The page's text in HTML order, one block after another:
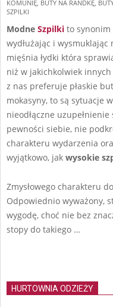
09-
KOMUNIĘ, BUTY NA RANDKĘ,
SZPILKI
Modne Szpilki to synonim
wydłużając i
mięśnia łydki która
niż w jakichkolwiek
z nas preferuje płaskie
mokasyny, to są sytuacje
nieodłączne
pewności siebie, nie
charakteru wydarzenia
wyjątkowo, jak wysokie
Zmysłowego charakteru
Odpowiednio wyważony,
wygodę, choć nie bez
stopy do takiego …
HURTOWNIA ODZIEŻY